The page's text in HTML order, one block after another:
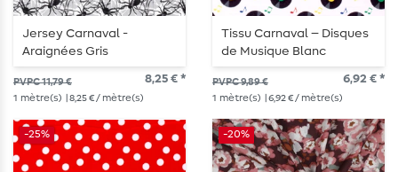
Jersey Carnaval -
Araignées Gris
PVPC 11,79 € 8,25 € *
1 mètre(s) | 8,25 € / mètre(s)
Tissu Carnaval – Disques
de Musique Blanc
PVPC 9,89 € 6,92 € *
1 mètre(s) | 6,92 € / mètre(s)
-25% -20%